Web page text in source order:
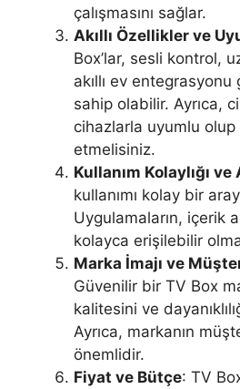
çalışmasını sağlar.
Akıllı Özellikler ve
Box’lar, sesli kontrol,
akıllı ev
sahip olabilir. Ayrıca,
cihazlarla uyumlu olup
etmelisiniz.
Kullanım Kolaylığı
kullanımı kolay bir
Uygulamaların, içerik
kolayca erişilebilir
Marka İmajı ve
Güvenilir bir TV Box
kalitesini ve
Ayrıca, markanın
önemlidir.
Fiyat ve Bütçe: TV